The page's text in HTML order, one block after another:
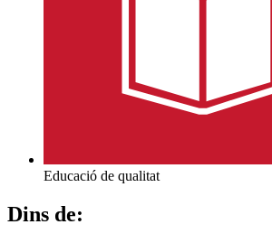
Educació de qualitat
Dins de: